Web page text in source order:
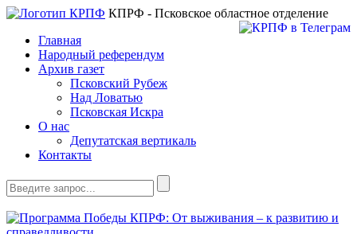
КПРФ - Псковское областное отделение
Главная
Народный референдум
Архив газет
Псковский Рубеж
Над Ловатью
Псковская Искра
О нас
Депутатская вертикаль
Контакты